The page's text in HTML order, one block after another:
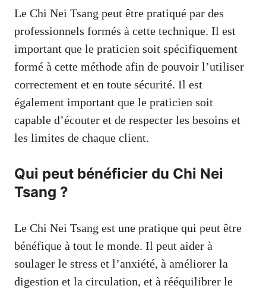
Le Chi Nei Tsang peut être pratiqué par des
professionnels formés à cette technique. Il est
important que le praticien soit spécifiquement
formé à cette méthode afin de pouvoir l’utiliser
correctement et en toute sécurité. Il est
également important que le praticien soit
capable d’écouter et de respecter les besoins et
les limites de chaque client.
Qui peut bénéficier du Chi Nei
Tsang ?
Le Chi Nei Tsang est une pratique qui peut être
bénéfique à tout le monde. Il peut aider à
soulager le stress et l’anxiété, à améliorer la
digestion et la circulation, et à rééquilibrer le